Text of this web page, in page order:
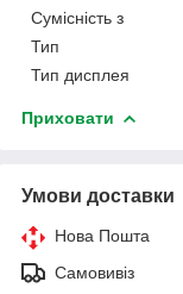
Сумісність з
Тип
Тип дисплея
Приховати
Умови доставки
Нова Пошта
Самовивіз